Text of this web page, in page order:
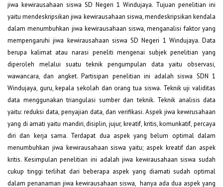
jiwa kewirausahaan siswa SD Negeri 1 Windujaya. Tujuan penelitian ini
yaitu mendeskripsikan jiwa kewirausahaan siswa, mendeskripsikan kendala
dalam menumbuhkan jiwa kewirausahaan siswa, menganalisi faktor yang
mempengaruhi jiwa kewirausahaan siswa SD Negeri 1 Windujaya. Data
berupa kalimat atau narasi peneliti mengenai subjek penelitian yang
diperoleh melalui suatu teknik pengumpulan data yaitu observasi,
wawancara, dan angket. Partisipan penelitian ini adalah siswa SDN 1
Windujaya, guru, kepala sekolah dan orang tua siswa. Teknik uji validitas
data menggunakan triangulasi sumber dan teknik. Teknik analisis data
yaitu: reduksi data, penyajian data, dan verifikasi. Aspek jiwa kewirusahaan
yang di amati yaitu mandiri, disiplin, jujur, kreatif, kritis, komunkatif, percaya
diri dan kerja sama. Terdapat dua aspek yang belum optimal dalam
menumbuhkan jiwa kewirausahaan siswa yaitu; aspek kreatif dan aspek
kritis. Kesimpulan penelitian ini adalah jiwa kewirausahaan siswa sudah
cukup tinggi terlihat dari beberapa aspek yang diamati sudah optimal
dalam penanaman jiwa kewirausahaan siswa, hanya ada dua aspek yang